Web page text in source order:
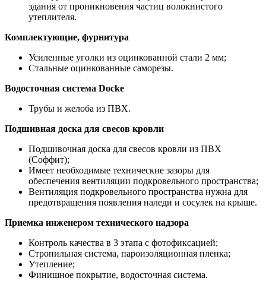
здания от проникновения частиц волокнистого
утеплителя.
Комплектующие, фурнитура
Усиленные уголки из оцинкованной стали 2 мм;
Стальные оцинкованные саморезы.
Водосточная система Docke
Трубы и желоба из ПВХ.
Подшивная доска для свесов кровли
Подшивочная доска для свесов кровли из ПВХ
(Соффит);
Имеет необходимые технические зазоры для
обеспечения вентиляции подкровельного пространства;
Вентиляция подкровельного пространства нужна для
предотвращения появления наледи и сосулек на крыше.
Приемка инженером технического надзора
Контроль качества в 3 этапа с фотофиксацией;
Стропильная система, пароизоляционная пленка;
Утепление;
Финишное покрытие, водосточная система.